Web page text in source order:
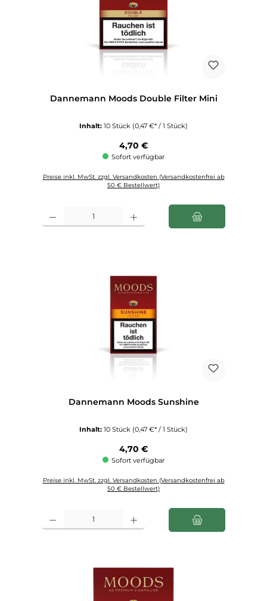
Dannemann Moods Double Filter Mini
Inhalt: 10 Stück (0,47 €* / 1 Stück)
Regulärer Preis:
4,70 €
Sofort verfügbar
Preise inkl. MwSt. zzgl. Versandkosten (Versandkostenfrei ab
50 € Bestellwert)
Dannemann Moods Sunshine
Inhalt: 10 Stück (0,47 €* / 1 Stück)
Regulärer Preis:
4,70 €
Sofort verfügbar
Preise inkl. MwSt. zzgl. Versandkosten (Versandkostenfrei ab
50 € Bestellwert)
Produkt Anzahl: Gib den gewünschten Wert ein oder benutze die